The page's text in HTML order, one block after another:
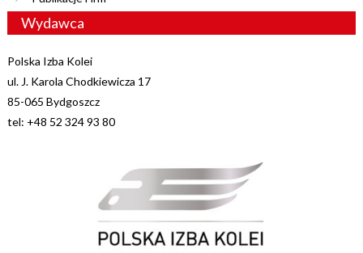
Wydawca
Polska Izba Kolei
ul. J. Karola Chodkiewicza 17
85-065 Bydgoszcz
tel: +48 52 324 93 80